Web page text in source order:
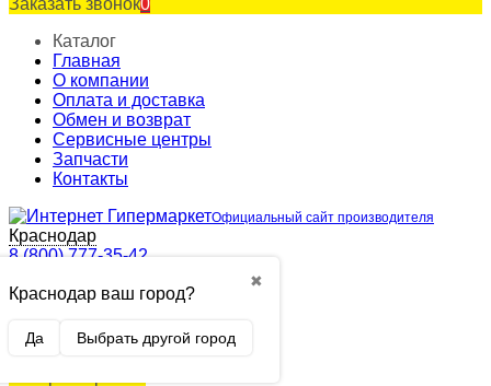
Заказать звонок0
Каталог
Главная
О компании
Оплата и доставка
Обмен и возврат
Сервисные центры
Запчасти
Контакты
Официальный сайт производителя
Краснодар
✖
Краснодар ваш город?
Да Выбрать другой город
8 (800) 777-35-42
0
0 p.
(пусто)